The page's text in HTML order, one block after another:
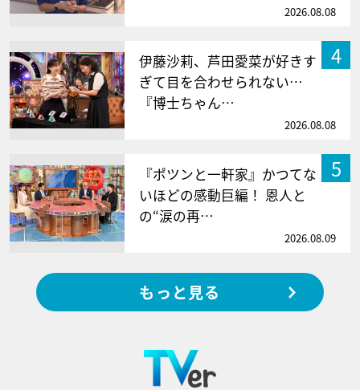
2026.08.08
4
伊藤沙莉、芦田愛菜が好きす
ぎて目を合わせられない…
『博士ちゃん…
2026.08.08
5
『ポツンと一軒家』かつてな
いほどの感動巨編！ 恩人と
の“涙の再…
2026.08.09
もっと見る